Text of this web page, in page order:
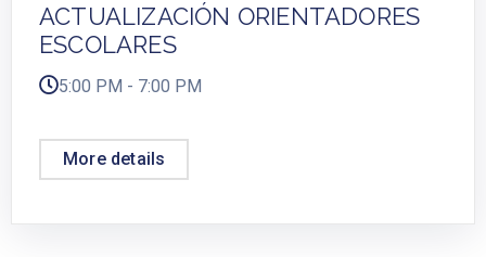
ACTUALIZACIÓN ORIENTADORES
ESCOLARES
5:00 PM - 7:00 PM
More details